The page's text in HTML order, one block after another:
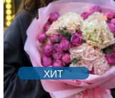
ХИТ